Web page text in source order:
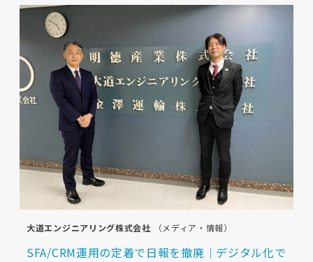
大道エンジニアリング株式会社 （メディア・情報）
SFA/CRM運用の定着で日報を撤廃｜デジタル化で